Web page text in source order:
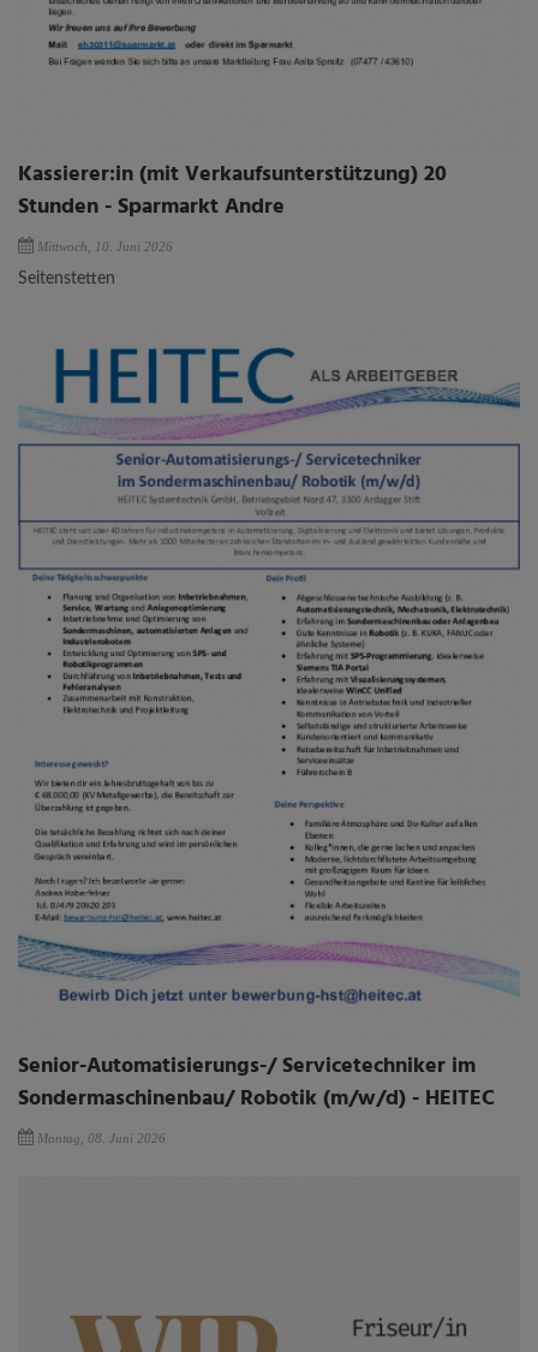
Kassierer:in (mit Verkaufsunterstützung) 20
Stunden - Sparmarkt Andre
Mittwoch, 10. Juni 2026
Seitenstetten
Senior-Automatisierungs-/ Servicetechniker im
Sondermaschinenbau/ Robotik (m/w/d) - HEITEC
Montag, 08. Juni 2026